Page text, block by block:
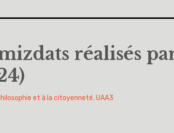
réalisés
et à la citoyenneté,UAA3